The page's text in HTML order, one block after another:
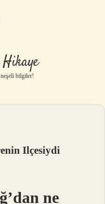
bilgiler!
Ilçesiydi
ne